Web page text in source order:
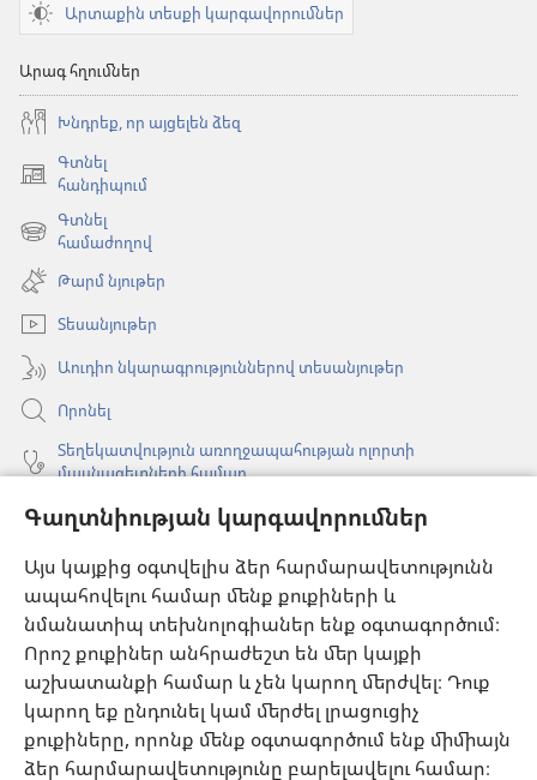
Գաղտնիության կարգավորումներ
Այս կայքից օգտվելիս ձեր հարմարավետությունն
ապահովելու համար մենք քուքիների և
նմանատիպ տեխնոլոգիաներ ենք օգտագործում։
Որոշ քուքիներ անհրաժեշտ են մեր կայքի
աշխատանքի համար և չեն կարող մերժվել։ Դուք
կարող եք ընդունել կամ մերժել լրացուցիչ
քուքիները, որոնք մենք օգտագործում ենք միմիայն
ձեր հարմարավետությունը բարելավելու համար։
Արտաքին տեսքի կարգավորումներ
Արագ հղումներ
Խնդրեք, որ այցելեն ձեզ
Գտնել
հանդիպում
(բացվում
նոր
պատուհան)
Գտնել
համաժողով
(բացվում
նոր
պատուհան)
Թարմ նյութեր
Տեսանյութեր
Աուդիո նկարագրություններով տեսանյութեր
Որոնել
Տեղեկատվություն առողջապահության ոլորտի
մասնագետների համար
Գլոբալ հաղորդակցություն
Օգնություն
Նվիրատվություններ
(բացվում
է
նոր
պատուհան)
Դիտարանի ՕՆԼԱՅՆ ԳՐԱԴԱՐԱՆ
(բացվում
է
նոր
պատուհան)
JW Hub
(բացվում
է